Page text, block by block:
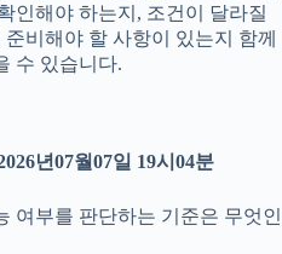
인해야 하는지, 조건이 달라질
비해야 할 사항이 있는지 함께
수 있습니다.
년07월07일 19시04분
여부를 판단하는 기준은 무엇인